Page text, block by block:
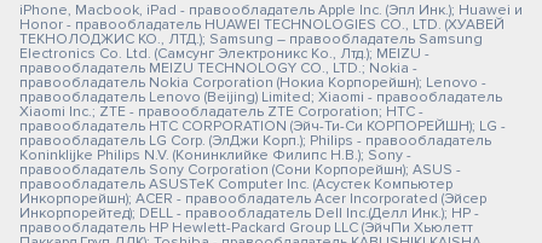
iPhone, Macbook, iPad - правообладатель Apple Inc. (Эпл Инк.); Huawei и
Honor - правообладатель HUAWEI TECHNOLOGIES CO., LTD. (ХУАВЕЙ
ТЕКНОЛОДЖИС КО., ЛТД.); Samsung – правообладатель Samsung
Electronics Co. Ltd. (Самсунг Электроникс Ко., Лтд.); MEIZU -
правообладатель MEIZU TECHNOLOGY CO., LTD.; Nokia -
правообладатель Nokia Corporation (Нокиа Корпорейшн); Lenovo -
правообладатель Lenovo (Beijing) Limited; Xiaomi - правообладатель
Xiaomi Inc.; ZTE - правообладатель ZTE Corporation; HTC -
правообладатель HTC CORPORATION (Эйч-Ти-Си КОРПОРЕЙШН); LG -
правообладатель LG Corp. (ЭлДжи Корп.); Philips - правообладатель
Koninklijke Philips N.V. (Конинклийке Филипс Н.В.); Sony -
правообладатель Sony Corporation (Сони Корпорейшн); ASUS -
правообладатель ASUSTeK Computer Inc. (Асустек Компьютер
Инкорпорейшн); ACER - правообладатель Acer Incorporated (Эйсер
Инкорпорейтед); DELL - правообладатель Dell Inc.(Делл Инк.); HP -
правообладатель HP Hewlett-Packard Group LLC (ЭйчПи Хьюлетт